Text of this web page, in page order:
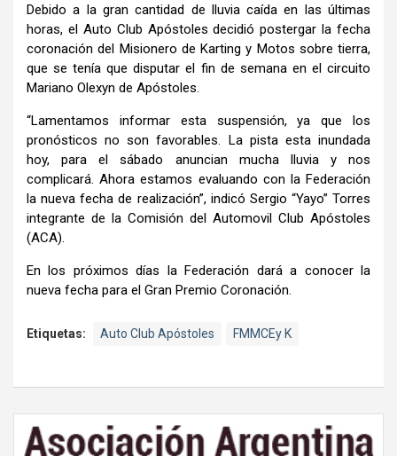
Debido a la gran cantidad de lluvia caída en las últimas
horas, el Auto Club Apóstoles decidió postergar la fecha
coronación del Misionero de Karting y Motos sobre tierra,
que se tenía que disputar el fin de semana en el circuito
Mariano Olexyn de Apóstoles.
“Lamentamos informar esta suspensión, ya que los
pronósticos no son favorables. La pista esta inundada
hoy, para el sábado anuncian mucha lluvia y nos
complicará. Ahora estamos evaluando con la Federación
la nueva fecha de realización”, indicó Sergio “Yayo” Torres
integrante de la Comisión del Automovil Club Apóstoles
(ACA).
En los próximos días la Federación dará a conocer la
nueva fecha para el Gran Premio Coronación.
Etiquetas: Auto Club Apóstoles FMMCEy K